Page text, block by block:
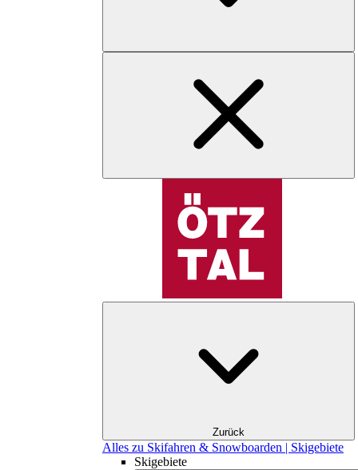
Zurück
Alles zu Skifahren & Snowboarden | Skigebiete
Skigebiete